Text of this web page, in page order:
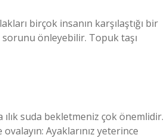
birçok insanın karşılaştığı bir
önleyebilir. Topuk taşı
ılık suda bekletmeniz çok önemlidir.
Ayaklarınız yeterince